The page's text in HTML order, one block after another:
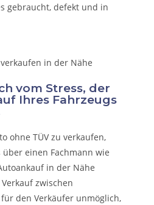
gebraucht, defekt und in
vom Stress, der
Ihres Fahrzeugs
ohne TÜV zu verkaufen,
einen Fachmann wie
in der Nähe
zwischen
den Verkäufer unmöglich,